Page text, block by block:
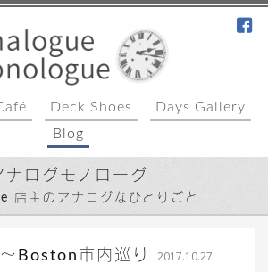
Deck Shoes
Days Gallery
Blog
ナログモノローグ
店主のアナログなひとりごと
Boston市内巡り 2017.10.27